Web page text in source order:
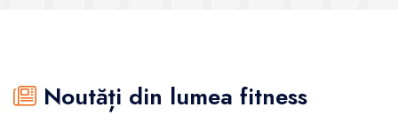
Noutăți din lumea fitness